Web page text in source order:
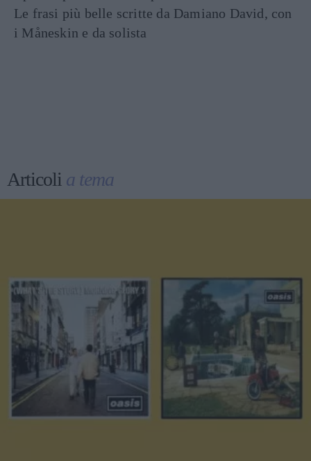
Le frasi più belle scritte da Damiano David, con
i Måneskin e da solista
Articoli a tema